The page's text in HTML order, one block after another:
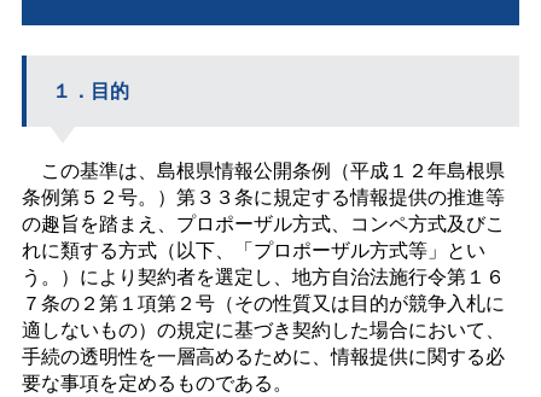
１．目的
この基準は、島根県情報公開条例（平成１２年島根県
条例第５２号。）第３３条に規定する情報提供の推進等
の趣旨を踏まえ、プロポーザル方式、コンペ方式及びこ
れに類する方式（以下、「プロポーザル方式等」とい
う。）により契約者を選定し、地方自治法施行令第１６
７条の２第１項第２号（その性質又は目的が競争入札に
適しないもの）の規定に基づき契約した場合において、
手続の透明性を一層高めるために、情報提供に関する必
要な事項を定めるものである。